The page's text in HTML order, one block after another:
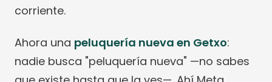
corriente.
Ahora una peluquería nueva en Getxo:
nadie busca "peluquería nueva" —no sabes